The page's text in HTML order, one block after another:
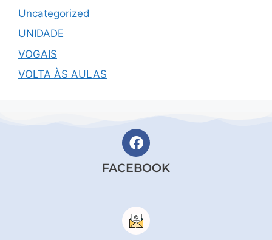
Uncategorized
UNIDADE
VOGAIS
VOLTA ÀS AULAS
FACEBOOK